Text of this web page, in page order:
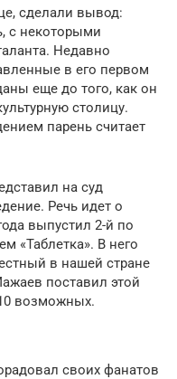
сделали вывод:
с некоторыми
Недавно
в его первом
еще до того, как он
столицу.
парень считает
на суд
Речь идет о
выпустил 2-й по
«Таблетка». В него
в нашей стране
поставил этой
возможных.
своих фанатов